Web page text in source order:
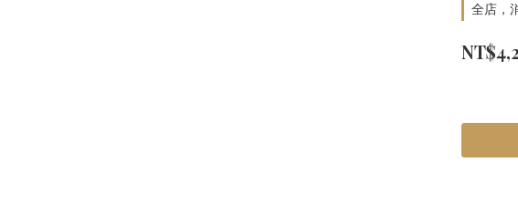
全店，